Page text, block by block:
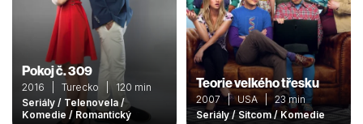
někteří z nich začnou brigádničit ve vinařství nedaleko Křetic, a
tím se prolnou jejich osudy se starousedlíky ze seriálu Vinaři.
Pokoj č. 309
2016 | Turecko | 120 min
Seriály / Telenovela /
Komedie / Romantický
Teorie velkého třesku
2007 | USA | 23 min
Seriály / Sitcom / Komedie